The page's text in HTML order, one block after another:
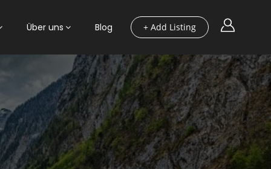
+ Add Listing
Über uns Blog